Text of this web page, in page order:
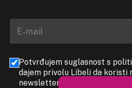
Potvrđujem suglasnost s
dajem privolu Libeli da koristi
newslettera